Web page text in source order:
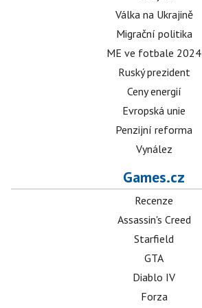
Válka na Ukrajině
Migrační politika
ME ve fotbale 2024
Ruský prezident
Ceny energií
Evropská unie
Penzijní reforma
Vynález
Games.cz
Recenze
Assassin's Creed
Starfield
GTA
Diablo IV
Forza